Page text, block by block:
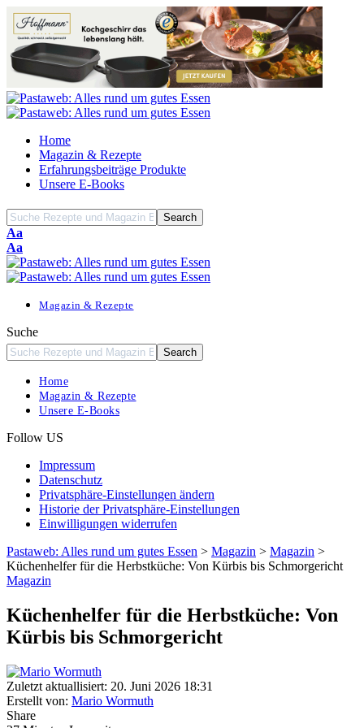
Home
Magazin & Rezepte
Erfahrungsbeiträge Produkte
Unsere E-Books
Font
Resizer
Aa
Font
Resizer
Aa
Magazin & Rezepte
Suche
Home
Magazin & Rezepte
Unsere E-Books
Follow US
Impressum
Datenschutz
Privatsphäre-Einstellungen ändern
Historie der Privatsphäre-Einstellungen
Einwilligungen widerrufen
Pastaweb: Alles rund um gutes Essen > Magazin > Magazin >
Küchenhelfer für die Herbstküche: Von Kürbis bis Schmorgericht
Magazin
Küchenhelfer für die Herbstküche: Von
Kürbis bis Schmorgericht
Zuletzt aktuallisiert: 20. Juni 2026 18:31
Erstellt von: Mario Wormuth
Share